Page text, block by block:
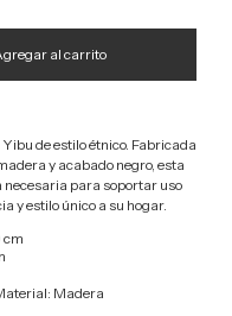
de estilo étnico. Fabricada
y acabado negro, esta
para soportar uso
y estilo único a su hogar.
cm
Madera